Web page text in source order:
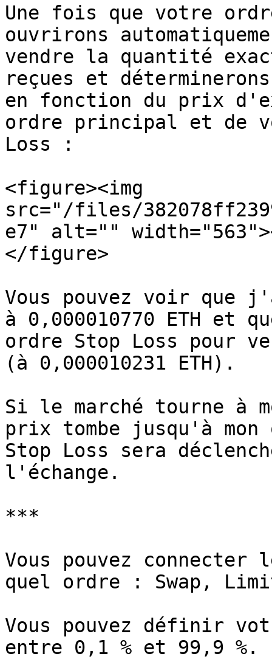
Une fois que votre
ouvrirons
vendre la quantité
reçues et
en fonction du prix
ordre principal et de
Loss :
<figure><img
src="/files/
e7" alt=""
</figure>
Vous pouvez voir que
à 0,000010770 ETH et
ordre Stop Loss pour
(à 0,000010231 ETH).
Si le marché tourne à
prix tombe jusqu'à
Stop Loss sera
l'échange.
***
Vous pouvez
quel ordre : Swap,
Vous pouvez définir
entre 0,1 % et 99,9 %.